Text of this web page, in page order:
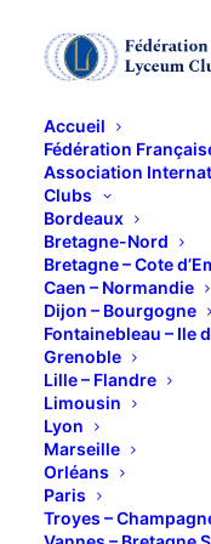
Accueil
Fédération
Association
Clubs
Bordeaux
Bretagne-Nord
Bretagne – Cote
Caen – Normandie
Dijon – Bourgogne
Fontainebleau – Ile
Grenoble
Lille – Flandre
Limousin
Lyon
Marseille
Orléans
Paris
Troyes –